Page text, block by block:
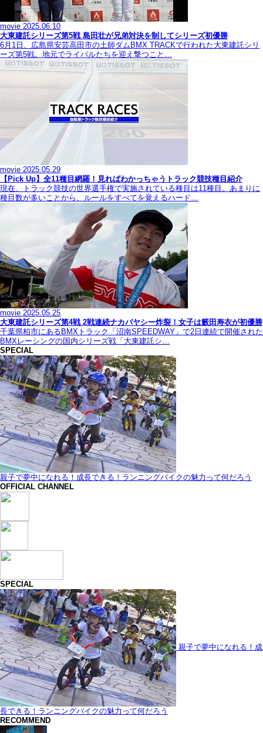
movie 2025.06.10
大東建託シリーズ第5戦 島田壮が兄弟対決を制してシリーズ初優勝
6月1日、広島県安芸高田市の土師ダムBMX TRACKで行われた大東建託シリ
ーズ第5戦。地元でライバルたちを迎え撃つこと…
movie 2025.05.29
【Pick Up】全11種目網羅！見ればわかっちゃうトラック競技種目紹介
現在、トラック競技の世界選手権で実施されている種目は11種目。あまりに
種目数が多いことから、ルールをすべてを覚えるハード…
movie 2025.05.25
大東建託シリーズ第4戦 2戦連続ナカバヤシー炸裂！女子は籔田寿衣が初優勝
千葉県柏市にあるBMXトラック「沼南SPEEDWAY」で2日連続で開催された
BMXレーシングの国内シリーズ戦「大東建託シ…
SPECIAL
親子で夢中になれる！成長できる！ランニングバイクの魅力って何だろう
OFFICIAL CHANNEL
SPECIAL
親子で夢中になれる！成
長できる！ランニングバイクの魅力って何だろう
RECOMMEND